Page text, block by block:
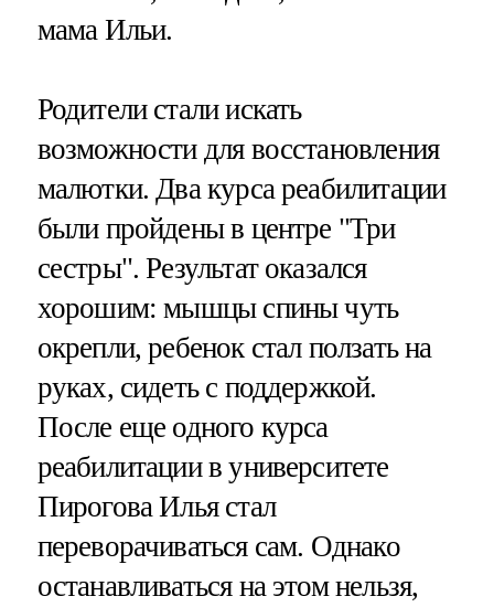
мама Ильи.
Родители стали искать
возможности для восстановления
малютки. Два курса реабилитации
были пройдены в центре "Три
сестры". Результат оказался
хорошим: мышцы спины чуть
окрепли, ребенок стал ползать на
руках, сидеть с поддержкой.
После еще одного курса
реабилитации в университете
Пирогова Илья стал
переворачиваться сам. Однако
останавливаться на этом нельзя,